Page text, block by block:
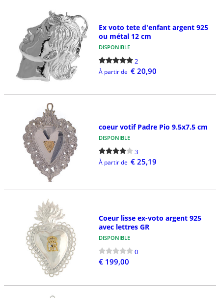
Ex voto tete d'enfant argent 925
ou métal 12 cm
DISPONIBLE
2
À partir de € 20,90
coeur votif Padre Pio 9.5x7.5 cm
DISPONIBLE
3
À partir de € 25,19
Coeur lisse ex-voto argent 925
avec lettres GR
DISPONIBLE
0
€ 199,00